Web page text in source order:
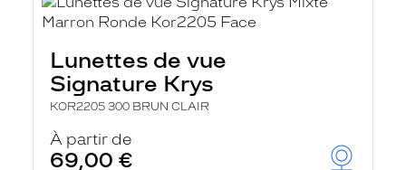
Lunettes de vue
Signature Krys
KOR2205 300 BRUN CLAIR
À partir de
69,00 €